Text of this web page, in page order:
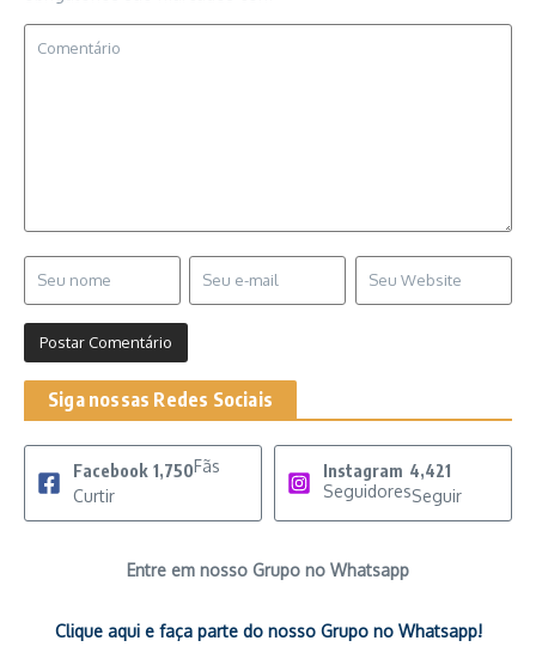
Siga nossas Redes Sociais
Facebook 1,750Fãs
Curtir
Instagram 4,421
SeguidoresSeguir
Entre em nosso Grupo no Whatsapp
Clique aqui e faça parte do nosso Grupo no Whatsapp!